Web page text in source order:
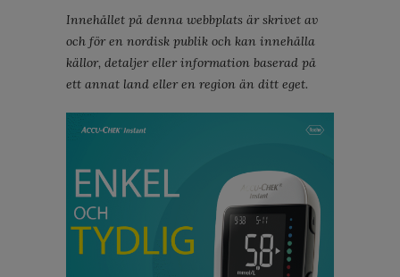
Innehållet på denna webbplats är skrivet av
och för en nordisk publik och kan innehålla
källor, detaljer eller information baserad på
ett annat land eller en region än ditt eget.